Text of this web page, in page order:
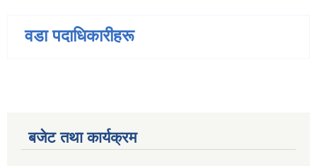
वडा पदाधिकारीहरू
बजेट तथा कार्यक्रम